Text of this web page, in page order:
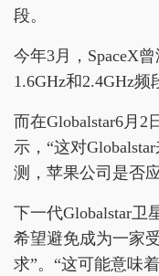
段。
今年3月，SpaceX
1.6GHz和2.4GHz频
而在Globalstar6月2
示，“这对
测，苹果公司是否
下一代Globalstar卫
希望避免成为一家
求”。“这可能意味